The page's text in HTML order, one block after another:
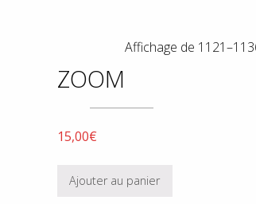
ZOOM
Affichage de
15,00€
Ajouter au panier